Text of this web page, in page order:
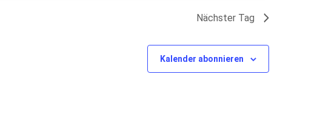
Nächster Tag
Kalender abonnieren